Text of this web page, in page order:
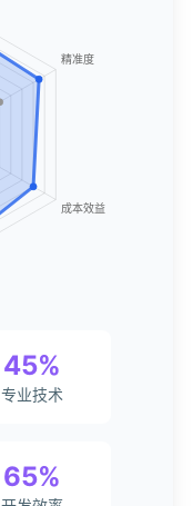
45%
专业技术
65%